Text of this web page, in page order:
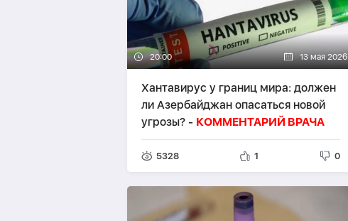
20:00 13 мая 2026
Хантавирус у границ мира: должен
ли Азербайджан опасаться новой
угрозы? - КОММЕНТАРИЙ ВРАЧА
5328 1 0